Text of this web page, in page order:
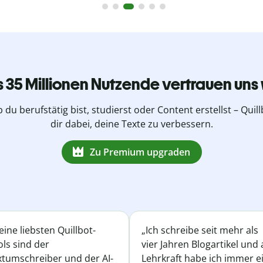
35 Millionen Nutzende vertrauen
du berufstätig bist, studierst oder Content erstellst –
dir dabei, deine Texte zu verbessern.
Zu Premium upgraden
liebsten Quillbot-
sind der
und der AI-
„Ich schreibe seit mehr als
vier Jahren Blogartikel und
Lehrkraft habe ich immer